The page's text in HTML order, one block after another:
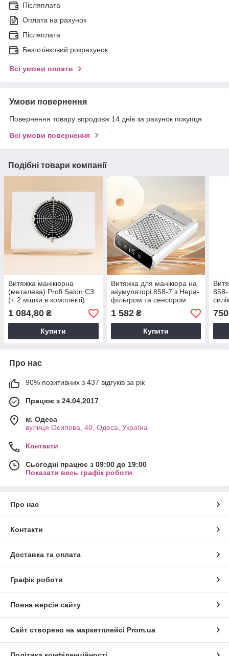
Післяплата
Оплата на рахунок
Післяплата
Безготівковий розрахунок
Всі умови оплати
Умови повернення
Повернення товару впродовж 14 днів за рахунок покупця
Всі умови повернення
Подібні товари компанії
Витяжка манікюрна
(металева) Profi Salon C3
(+ 2 мішки в комплекті)
потужністю 65 Вт
1 084,80 ₴
Купити
Витяжка для манікюра на
акумуляторі 858-7 з Нера-
фільтром та сенсором
потужністю 80 Вт 4500 об/
хв
1 582₴
Купити
858-
Про нас
90% позитивних з 437 відгуків за рік
Працює з 24.04.2017
м. Одеса
вулиця Осипова, 40, Одеса, Україна
Контакти
Сьогодні працює з 09:00 до 19:00
Показати весь графік роботи
Про нас
Контакти
Доставка та оплата
Графік роботи
Повна версія сайту
Сайт створено на маркетплейсі Prom.ua